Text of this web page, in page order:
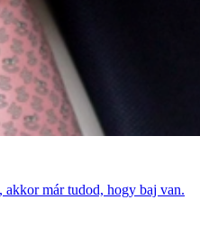
már tudod, hogy baj van.